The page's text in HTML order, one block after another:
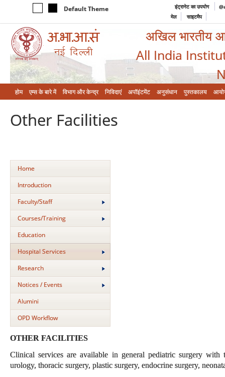
Default Theme इंट्रानेट का उपयोग
मेल
साइटमैप
अखिल भारतीय
All India
होम एम्‍स के बारे में विभाग और केन्‍द्र निविदाएं अपॉइंटमेंट अनुसंधान पुस्तकालय
Other Facilities
Home
Introduction
Faculty/Staff
Courses/Training
Education
Hospital Services
Research
Notices / Events
Alumini
OPD Workflow
OTHER FACILITIES
Clinical services are available in general pediatric surgery
urology, thoracic surgery, plastic surgery, endocrine surgery,